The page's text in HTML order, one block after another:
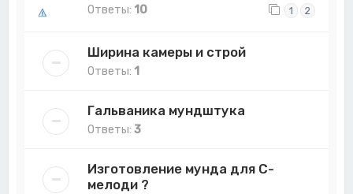
Ответы: 10 1 2
Ширина камеры и строй
Ответы: 1
Гальваника мундштука
Ответы:3
Изготовление мунда для C-
мелоди ?